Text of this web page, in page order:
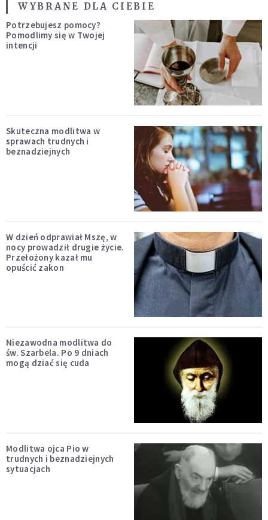
WYBRANE DLA CIEBIE
Potrzebujesz pomocy?
Pomodlimy się w Twojej
intencji
Skuteczna modlitwa w
sprawach trudnych i
beznadziejnych
W dzień odprawiał Mszę, w
nocy prowadził drugie życie.
Przełożony kazał mu
opuścić zakon
Niezawodna modlitwa do
św. Szarbela. Po 9 dniach
mogą dziać się cuda
Modlitwa ojca Pio w
trudnych i beznadziejnych
sytuacjach